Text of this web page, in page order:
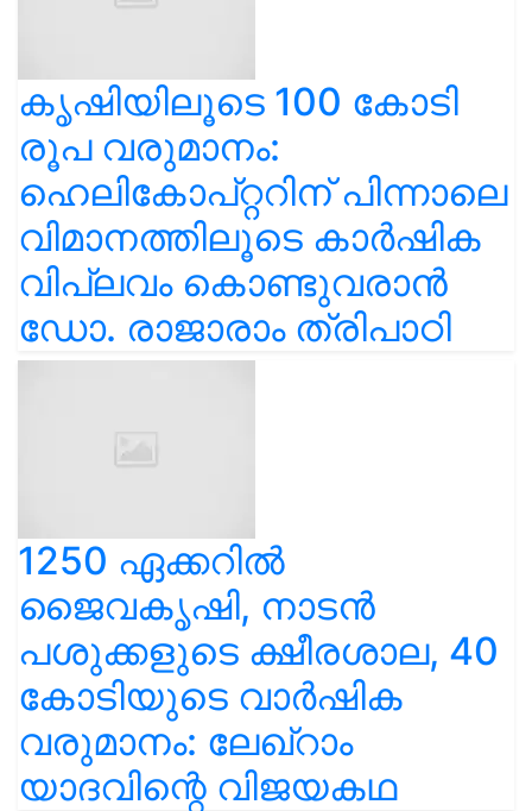
കൃഷിയിലൂടെ 100 കോടി
രൂപ വരുമാനം:
ഹെലികോപ്റ്ററിന് പിന്നാലെ
വിമാനത്തിലൂടെ കാർഷിക
വിപ്ലവം കൊണ്ടുവരാൻ
ഡോ. രാജാരാം ത്രിപാഠി
1250 ഏക്കറിൽ
ജൈവകൃഷി, നാടൻ
പശുക്കളുടെ ക്ഷീരശാല, 40
കോടിയുടെ വാർഷിക
വരുമാനം: ലേഖ്‌റാം
യാദവിന്റെ വിജയകഥ